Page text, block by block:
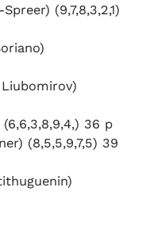
(9,7,8,3,2,1)
36 p
(8,5,5,9,7,5) 39